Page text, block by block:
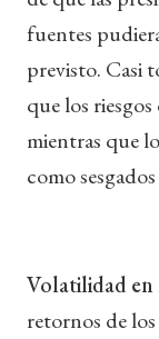
fuentes
previsto. Casi
que los
mientras que
como sesgados
Volatilidad en
retornos de